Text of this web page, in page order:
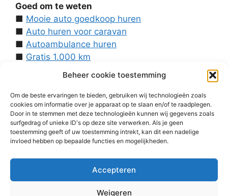
Beheer cookie toestemming
Om de beste ervaringen te bieden, gebruiken wij technologieën zoals
cookies om informatie over je apparaat op te slaan en/of te raadplegen.
Door in te stemmen met deze technologieën kunnen wij gegevens zoals
surfgedrag of unieke ID's op deze site verwerken. Als je geen
toestemming geeft of uw toestemming intrekt, kan dit een nadelige
invloed hebben op bepaalde functies en mogelijkheden.
Accepteren
Weigeren
Goed om te weten
■ Mooie auto goedkoop huren
■ Auto huren voor caravan
■ Autoambulance huren
■ Gratis 1.000 km
■Voorwaarden
■Disclaimer
■Cookies
■Privacy
■Homepage